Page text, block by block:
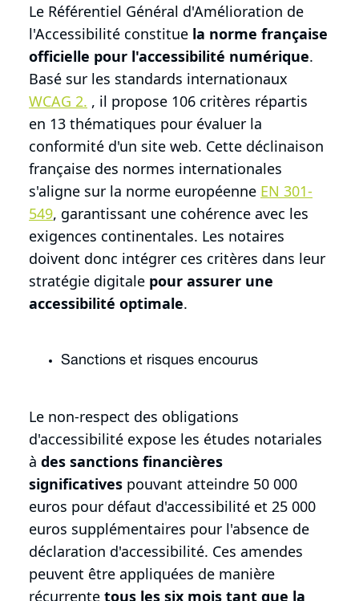
Le Référentiel Général d'Amélioration de
l'Accessibilité constitue la norme française
officielle pour l'accessibilité numérique.
Basé sur les standards internationaux
WCAG 2. , il propose 106 critères répartis
en 13 thématiques pour évaluer la
conformité d'un site web. Cette déclinaison
française des normes internationales
s'aligne sur la norme européenne EN 301-
549, garantissant une cohérence avec les
exigences continentales. Les notaires
doivent donc intégrer ces critères dans leur
stratégie digitale pour assurer une
accessibilité optimale.
Sanctions et risques encourus
Le non-respect des obligations
d'accessibilité expose les études notariales
à des sanctions financières
significatives pouvant atteindre 50 000
euros pour défaut d'accessibilité et 25 000
euros supplémentaires pour l'absence de
déclaration d'accessibilité. Ces amendes
peuvent être appliquées de manière
récurrente tous les six mois tant que la